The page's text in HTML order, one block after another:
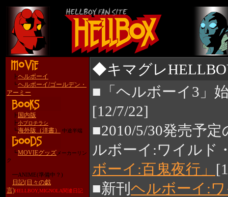
┣ヘルボーイ
┗ヘルボーイ/ゴールデン・
アーミー
┣国内版
┣小プロチラシ
┗海外版（洋書） 中途半端
┗MOVIEグッズ メーカーリン
ク
━ANIME(準備中？)
日記(日々の戯
言)HELLBOY,MIGNOLA関連日記
◆キマグレ
■「ヘルボーイ3」
[12/7/22]
■2010/5/30発売予
ルボーイ:ワイルド
ボーイ:百鬼夜行」
■新刊 ヘルボーイ: